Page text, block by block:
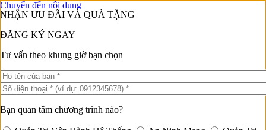
NHẬN ƯU ĐÃI VÀ QUÀ TẶNG
ĐĂNG KÝ NGAY
Tư vấn theo khung giờ bạn chọn
Bạn quan tâm chương trình nào?
Chuyển đến nội dung
Trang Chủ
Trang chủ » Chuyên Viên Lập Trình Fullstack
Pascal là gì? Đặc điểm và ứng dụng của
ngôn ngữ lập trình Pascal